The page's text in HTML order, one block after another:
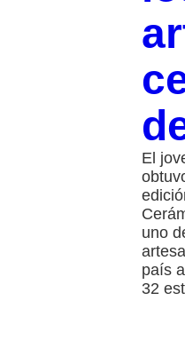
El
uno
país
32